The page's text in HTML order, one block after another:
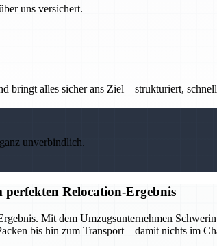
uns versichert.
bringt alles sicher ans Ziel – strukturiert,
unverbindlich.
Relocation-Ergebnis
Mit dem Umzugsunternehmen
bis hin zum Transport – damit nichts im